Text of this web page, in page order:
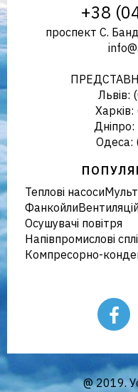
Україні
+38
проспект С.
Львів:
Одеса:
Теплові насоси
Фанкойли
Осушувачі повітря
Напівпромислові
Компресорно-
@ 2019.